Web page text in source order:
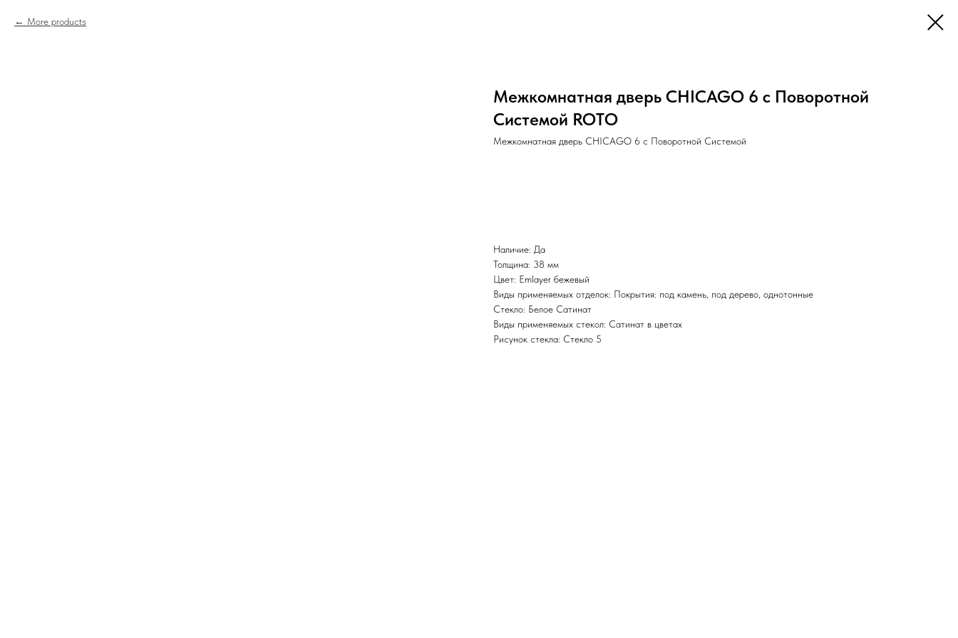
More products
Межкомнатная дверь CHICAGO 6 с Поворотной
Системой ROTO
Межкомнатная дверь CHICAGO 6 с Поворотной Системой
Наличие: Да
Толщина: 38 мм
Цвет: Emlayer бежевый
Виды применяемых отделок: Покрытия: под камень, под дерево, однотонные
Стекло: Белое Сатинат
Виды применяемых стекол: Сатинат в цветах
Рисунок стекла: Стекло 5